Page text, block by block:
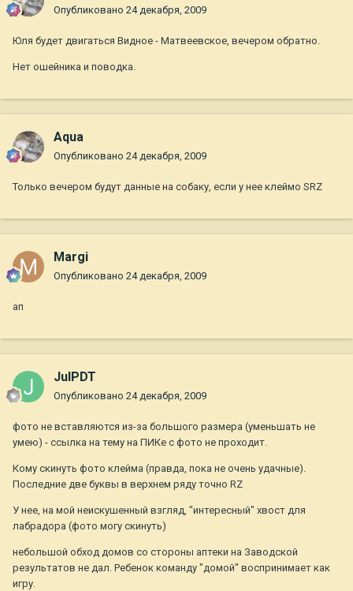
Опубликовано 24 декабря, 2009
Юля будет двигаться Видное - Матвеевское, вечером обратно.
Нет ошейника и поводка.
Aqua
Опубликовано 24 декабря, 2009
Только вечером будут данные на собаку, если у нее клеймо SRZ
Margi
Опубликовано 24 декабря, 2009
ап
JulPDT
Опубликовано 24 декабря, 2009
фото не вставляются из-за большого размера (уменьшать не
умею) - ссылка на тему на ПИКе с фото не проходит.
Кому скинуть фото клейма (правда, пока не очень удачные).
Последние две буквы в верхнем ряду точно RZ
У нее, на мой неискушенный взгляд, "интересный" хвост для
лабрадора (фото могу скинуть)
небольшой обход домов со стороны аптеки на Заводской
результатов не дал. Ребенок команду "домой" воспринимает как
игру.